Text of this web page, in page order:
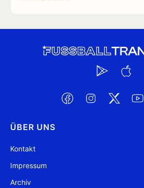
ÜBER UNS
Kontakt
Impressum
Archiv